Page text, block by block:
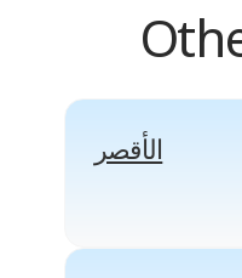
الأقصر